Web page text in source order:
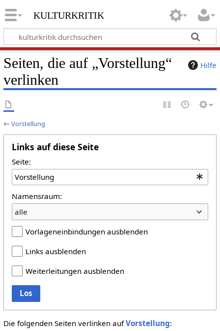
kulturkritik
Hilfe
Seiten, die auf „Vorstellung“
verlinken
←Vorstellung
Links auf diese Seite
Seite:
Namensraum:
alle
Vorlageneinbindungen ausblenden
Links ausblenden
Weiterleitungen ausblenden
Los
Die folgenden Seiten verlinken aufVorstellung: